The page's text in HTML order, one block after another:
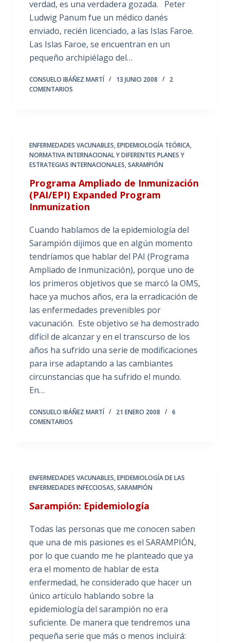
verdad, es una verdadera gozada. Peter
Ludwig Panum fue un médico danés
enviado, recién licenciado, a las Islas Faroe.
Las Islas Faroe, se encuentran en un
pequeño archipiélago del…
CONSUELO IBÁÑEZ MARTÍ 13 JUNIO 2008
2
COMENTARIOS
ENFERMEDADES VACUNABLES,EPIDEMIOLOGÍA TEÓRICA,
NORMATIVA INTERNACIONAL Y DIFERENTES PLANES Y
ESTRATEGIAS INTERNACIONALES,SARAMPIÓN
Programa Ampliado de Inmunización
(PAI/EPI) Expanded Program
Inmunization
Cuando hablamos de la epidemiología del
Sarampión dijimos que en algún momento
tendríamos que hablar del PAI (Programa
Ampliado de Inmunización), porque uno de
los primeros objetivos que se marcó la OMS,
hace ya muchos años, era la erradicación de
las enfermedades prevenibles por
vacunación. Este objetivo se ha demostrado
difícil de alcanzar y en el transcurso de los
años ha sufrido una serie de modificaciones
para irse adaptando a las cambiantes
circunstancias que ha sufrido el mundo.
En…
CONSUELO IBÁÑEZ MARTÍ 21 ENERO 2008
6
COMENTARIOS
ENFERMEDADES VACUNABLES,EPIDEMIOLOGÍA DE LAS
ENFERMEDADES INFECCIOSAS,SARAMPIÓN
Sarampión: Epidemiología
Todas las personas que me conocen saben
que una de mis pasiones es el SARAMPIÓN,
por lo que cuando me he planteado que ya
era el momento de hablar de esta
enfermedad, he considerado que hacer un
único artículo hablando sobre la
epidemiología del sarampión no era
suficiente. De manera que tendremos una
pequeña serie que más o menos incluirá: